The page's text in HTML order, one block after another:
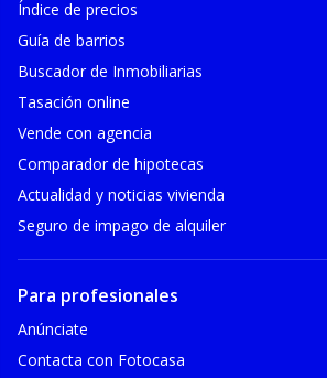
Índice de precios
Guía de barrios
Buscador de Inmobiliarias
Tasación online
Vende con agencia
Comparador de hipotecas
Actualidad y noticias vivienda
Seguro de impago de alquiler
Para profesionales
Anúnciate
Contacta con Fotocasa